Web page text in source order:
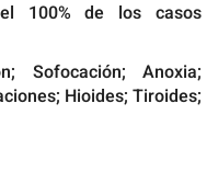
100% de los casos
Sofocación; Anoxia;
Hioides; Tiroides;